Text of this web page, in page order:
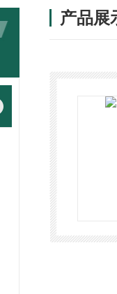
产品展